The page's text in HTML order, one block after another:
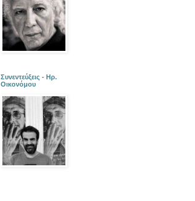
Συνεντεύξεις - Ηρ.
Οικονόμου